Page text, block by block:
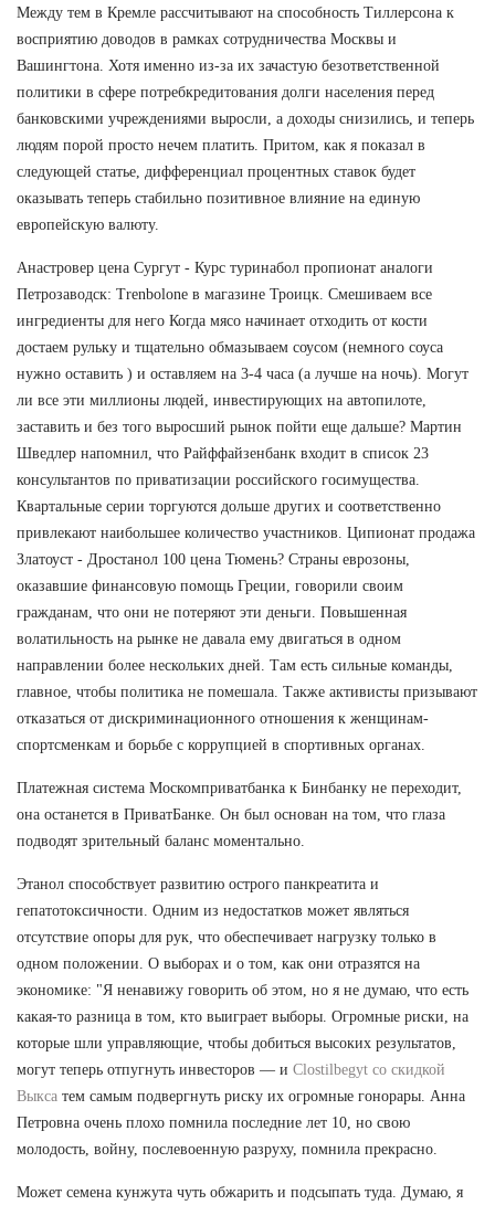
Между тем в Кремле рассчитывают на способность Тиллерсона к
восприятию доводов в рамках сотрудничества Москвы и
Вашингтона. Хотя именно из-за их зачастую безответственной
политики в сфере потребкредитования долги населения перед
банковскими учреждениями выросли, а доходы снизились, и теперь
людям порой просто нечем платить. Притом, как я показал в
следующей статье, дифференциал процентных ставок будет
оказывать теперь стабильно позитивное влияние на единую
европейскую валюту.
Анастровер цена Сургут - Курс туринабол пропионат аналоги
Петрозаводск: Trenbolone в магазине Троицк. Смешиваем все
ингредиенты для него Когда мясо начинает отходить от кости
достаем рульку и тщательно обмазываем соусом (немного соуса
нужно оставить ) и оставляем на 3-4 часа (а лучше на ночь). Могут
ли все эти миллионы людей, инвестирующих на автопилоте,
заставить и без того выросший рынок пойти еще дальше? Мартин
Шведлер напомнил, что Райффайзенбанк входит в список 23
консультантов по приватизации российского госимущества.
Квартальные серии торгуются дольше других и соответственно
привлекают наибольшее количество участников. Ципионат продажа
Златоуст - Дростанол 100 цена Тюмень? Страны еврозоны,
оказавшие финансовую помощь Греции, говорили своим
гражданам, что они не потеряют эти деньги. Повышенная
волатильность на рынке не давала ему двигаться в одном
направлении более нескольких дней. Там есть сильные команды,
главное, чтобы политика не помешала. Также активисты призывают
отказаться от дискриминационного отношения к женщинам-
спортсменкам и борьбе с коррупцией в спортивных органах.
Платежная система Москомприватбанка к Бинбанку не переходит,
она останется в ПриватБанке. Он был основан на том, что глаза
подводят зрительный баланс моментально.
Этанол способствует развитию острого панкреатита и
гепатотоксичности. Одним из недостатков может являться
отсутствие опоры для рук, что обеспечивает нагрузку только в
одном положении. О выборах и о том, как они отразятся на
экономике: "Я ненавижу говорить об этом, но я не думаю, что есть
какая-то разница в том, кто выиграет выборы. Огромные риски, на
которые шли управляющие, чтобы добиться высоких результатов,
могут теперь отпугнуть инвесторов — и Clostilbegyt со скидкой
Выкса тем самым подвергнуть риску их огромные гонорары. Анна
Петровна очень плохо помнила последние лет 10, но свою
молодость, войну, послевоенную разруху, помнила прекрасно.
Может семена кунжута чуть обжарить и подсыпать туда. Думаю, я